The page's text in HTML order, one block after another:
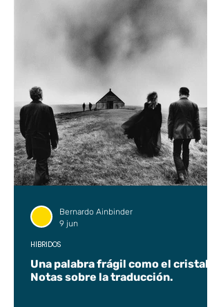
Una palabra frágil como el cristal.
Notas sobre la traducción.
HÍBRIDOS
Bernardo Ainbinder
9 jun